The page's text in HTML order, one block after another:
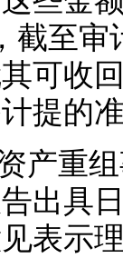
截至审
可收
提的
产重
出具
表示